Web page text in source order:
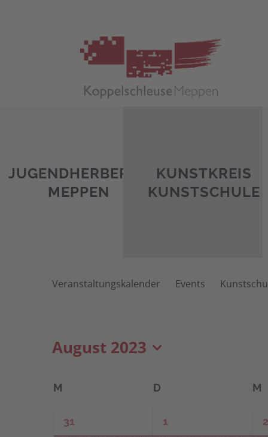
JUGENDHERBERGE
MEPPEN
KUNSTKREIS
KUNSTSCHULE
Veranstaltungskalender Events
Veranstaltungen
August 2023
wählen.
Kalender
Veranstaltungen
M D M
2
31
2
1
2
2